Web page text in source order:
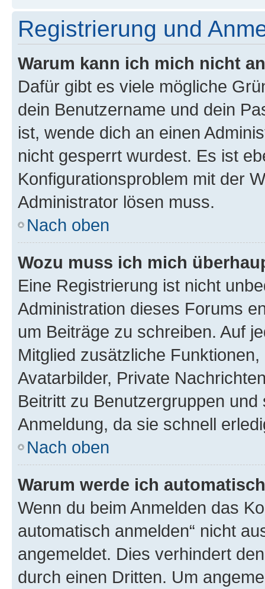
Registrierung und
Warum kann ich mich nicht
Dafür gibt es viele mögliche
dein Benutzername und dein
ist, wende dich an einen
nicht gesperrt wurdest. Es ist
Konfigurationsproblem mit der
Administrator lösen muss.
Nach oben
Wozu muss ich mich
Eine Registrierung ist nicht
Administration dieses Forums
um Beiträge zu schreiben. Auf
Mitglied zusätzliche
Avatarbilder, Private
Beitritt zu Benutzergruppen
Anmeldung, da sie schnell
Nach oben
Warum werde ich
Wenn du beim Anmelden das
automatisch anmelden“ nicht
angemeldet. Dies verhindert
durch einen Dritten. Um